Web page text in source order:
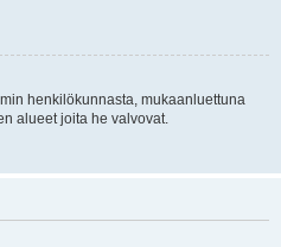
henkilökunnasta, mukaanluettuna
alueet joita he valvovat.